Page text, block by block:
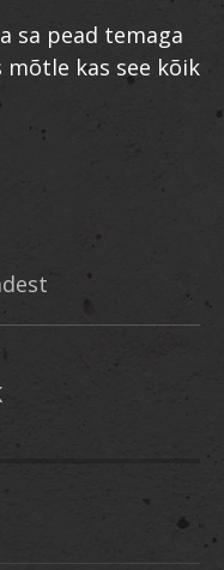
sa pead temaga
kas see kõik